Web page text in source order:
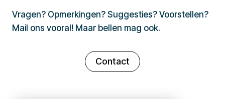
Vragen? Opmerkingen? Suggesties? Voorstellen?
Mail ons vooral! Maar bellen mag ook.
Contact